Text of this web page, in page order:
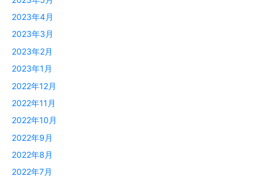
2023年4月
2023年3月
2023年2月
2023年1月
2022年12月
2022年11月
2022年10月
2022年9月
2022年8月
2022年7月